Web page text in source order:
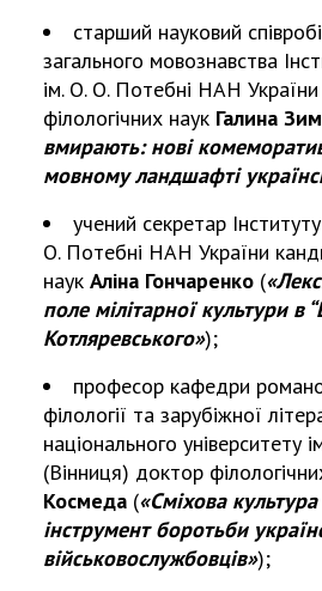
старший науковий
загального мовознавства
ім. О. О. Потебні НАН
філологічних наук Галина
вмирають: нові
мовному ландшафті
учений секретар
О. Потебні НАН України
наук Аліна Гончаренко (
поле мілітарної культури в
Котляревського»);
професор кафедри
філології та зарубіжної
національного університету
(Вінниця) доктор
Космеда («Сміхова
інструмент боротьби
військовослужбовців»);